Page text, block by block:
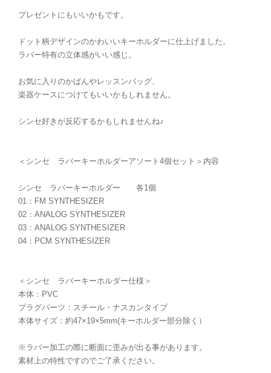
プレゼントにもいいかもです。
ドット柄デザインのかわいいキーホルダーに仕上げました。
ラバー特有の立体感がいい感じ。
お気に入りのかばんやレッスンバッグ、
楽器ケースにつけてもいいかもしれません。
シンセ好きが反応するかもしれませんね♪
＜シンセ ラバーキーホルダーアソート4個セット＞内容
シンセ ラバーキーホルダー 各1個
01：FM SYNTHESIZER
02：ANALOG SYNTHESIZER
03：ANALOG SYNTHESIZER
04：PCM SYNTHESIZER
＜シンセ ラバーキーホルダー仕様＞
本体：PVC
プラグパーツ：スチール・ナスカンタイプ
本体サイズ：約47×19×5mm(キーホルダー部分除く）
※ラバー加工の際に断面に歪みが出る事があります。
素材上の特性ですのでご了承ください。